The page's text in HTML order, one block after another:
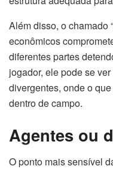
Além disso, o chamado
econômicos
diferentes partes
jogador, ele pode se
divergentes, onde o
dentro de campo.
Agentes ou
O ponto mais sensível